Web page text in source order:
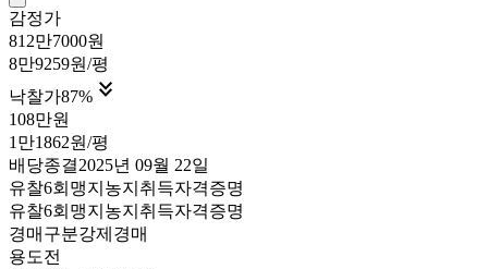
감정가
812만7000원
8만9259원/평
낙찰가87% 
108만원
1만1862원/평
배당종결2025년 09월 22일
유찰6회 맹지 농지취득자격증명
유찰6회 맹지 농지취득자격증명
경매구분강제경매
용도전